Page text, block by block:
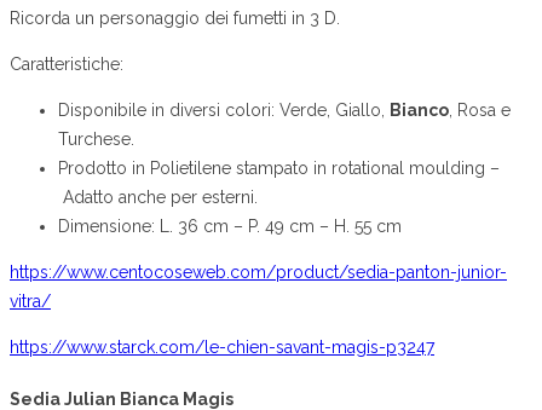
Ricorda un personaggio dei fumetti in 3 D.
Caratteristiche:
Disponibile in diversi colori: Verde, Giallo, Bianco, Rosa e
Turchese.
Prodotto in Polietilene stampato in rotational moulding –
Adatto anche per esterni.
Dimensione: L. 36 cm – P. 49 cm – H. 55 cm
https://www.centocoseweb.com/product/sedia-panton-junior-
vitra/
https://www.starck.com/le-chien-savant-magis-p3247
Sedia Julian Bianca Magis